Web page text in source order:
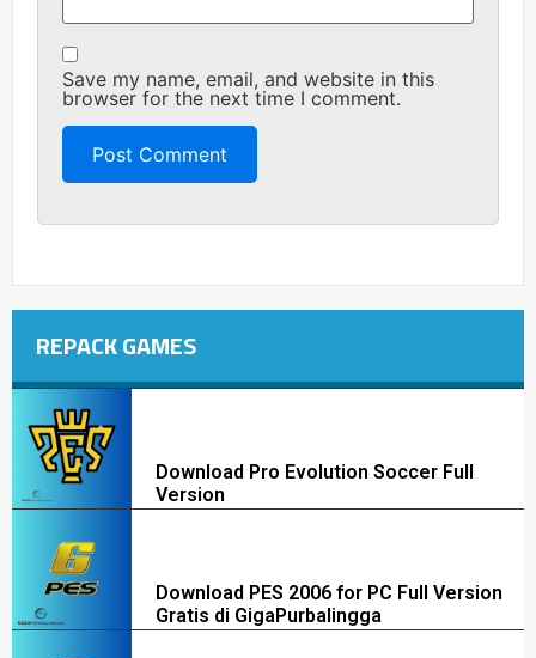
Save my name, email, and website in this
browser for the next time I comment.
REPACK GAMES
Download Pro Evolution Soccer Full
Version
Download PES 2006 for PC Full Version
Gratis di GigaPurbalingga